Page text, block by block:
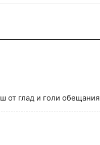
глад и голи обещания